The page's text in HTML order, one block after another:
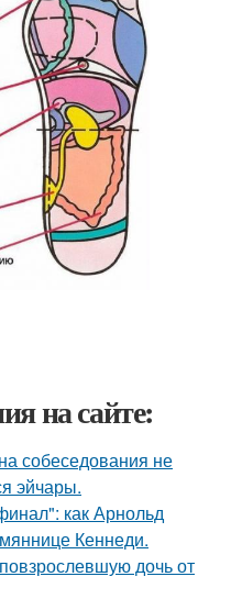
на сайте:
собеседования не
эйчары.
как Арнольд
Кеннеди.
дочь от